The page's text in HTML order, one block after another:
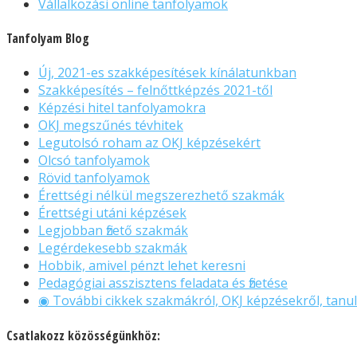
Vállalkozási online tanfolyamok
Tanfolyam Blog
Új, 2021-es szakképesítések kínálatunkban
Szakképesítés – felnőttképzés 2021-től
Képzési hitel tanfolyamokra
OKJ megszűnés tévhitek
Legutolsó roham az OKJ képzésekért
Olcsó tanfolyamok
Rövid tanfolyamok
Érettségi nélkül megszerezhető szakmák
Érettségi utáni képzések
Legjobban fizető szakmák
Legérdekesebb szakmák
Hobbik, amivel pénzt lehet keresni
Pedagógiai asszisztens feladata és fizetése
◉ További cikkek szakmákról, OKJ képzésekről,
Csatlakozz közösségünkhöz: